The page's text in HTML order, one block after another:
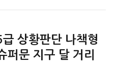
상황판단 나책형
퍼문 지구 달 거리